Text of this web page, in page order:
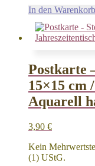
In den Warenkorb
Postkarte
15×15 cm
Aquarell
3,90 €
Kein
(1) UStG.